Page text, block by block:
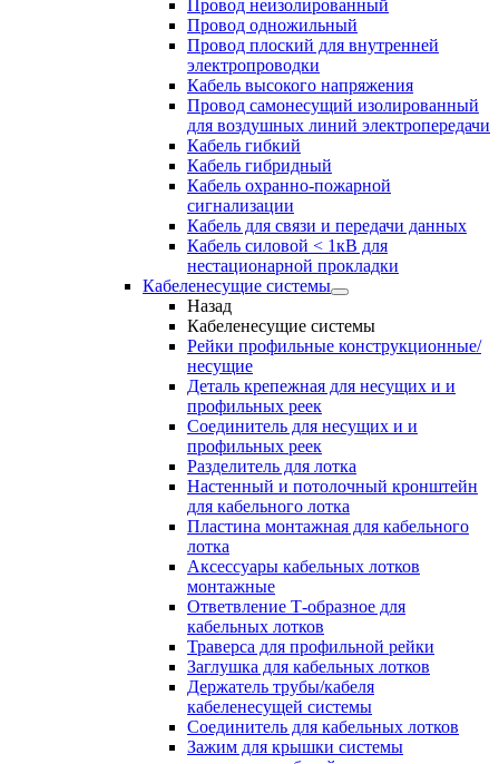
Провод неизолированный
Провод одножильный
Провод плоский для внутренней
электропроводки
Кабель высокого напряжения
Провод самонесущий изолированный
для воздушных линий электропередачи
Кабель гибкий
Кабель гибридный
Кабель охранно-пожарной
сигнализации
Кабель для связи и передачи данных
Кабель силовой < 1кВ для
нестационарной прокладки
Кабеленесущие системы
Назад
Кабеленесущие системы
Рейки профильные конструкционные/
несущие
Деталь крепежная для несущих и и
профильных реек
Соединитель для несущих и и
профильных реек
Разделитель для лотка
Настенный и потолочный кронштейн
для кабельного лотка
Пластина монтажная для кабельного
лотка
Аксессуары кабельных лотков
монтажные
Ответвление Т-образное для
кабельных лотков
Траверса для профильной рейки
Заглушка для кабельных лотков
Держатель трубы/кабеля
кабеленесущей системы
Соединитель для кабельных лотков
Зажим для крышки системы